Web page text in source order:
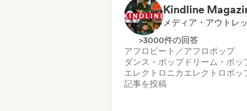
Kindline
>3000件の回答
アフロビート／アフロポップ
ダンス・ポップドリーム・ポッ
エレクトロニカエレクトロポッ
記事を投稿